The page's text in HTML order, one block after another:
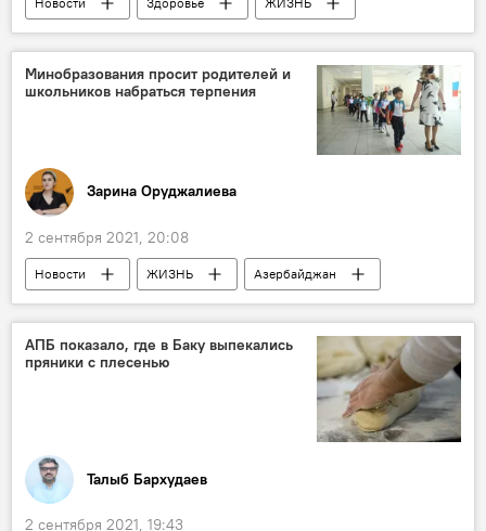
Азербайджан
Вакцинация
Минобразования просит родителей и
школьников набраться терпения
Зарина Оруджалиева
2 сентября 2021, 20:08
Новости ЖИЗНЬ
Азербайджан
Учебный год
Министерство образования АР
АПБ показало, где в Баку выпекались
пряники с плесенью
Талыб Бархудаев
2 сентября 2021, 19:43